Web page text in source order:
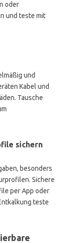
oder
und teste mit
und
Kabel und
Tausche
sichern
besonders
Sichere
per App oder
teste